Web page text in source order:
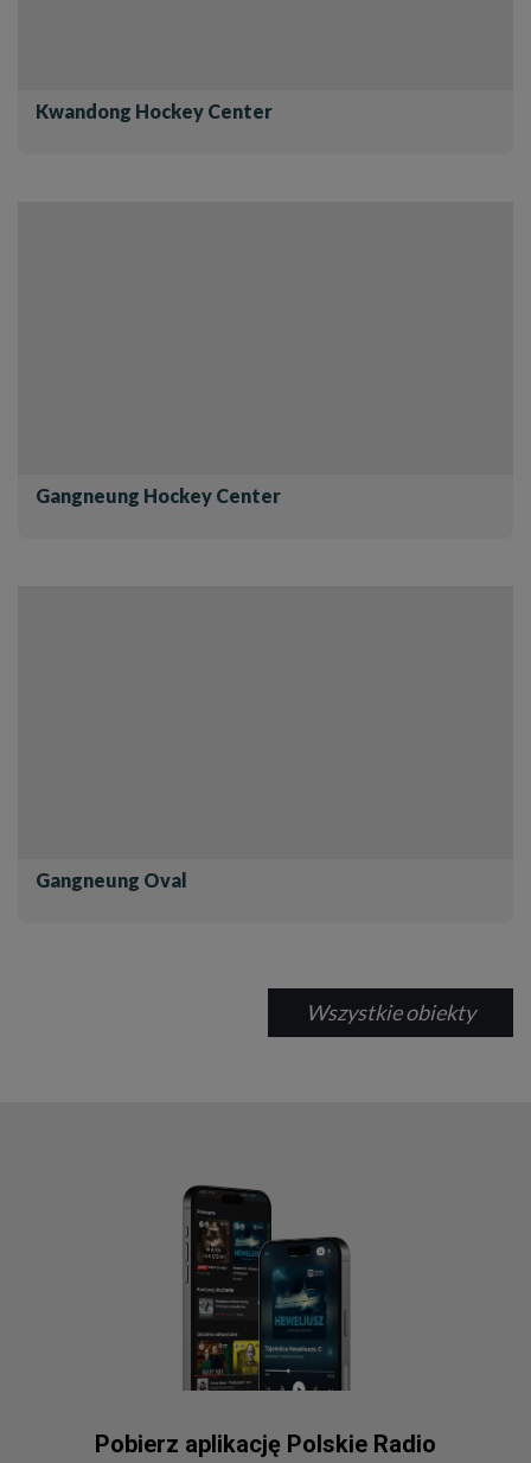
Kwandong Hockey Center
Gangneung Hockey Center
Gangneung Oval
Wszystkie obiekty
Pobierz aplikację Polskie Radio